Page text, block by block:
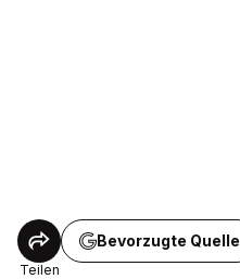
Teilen
Bevorzugte Quelle